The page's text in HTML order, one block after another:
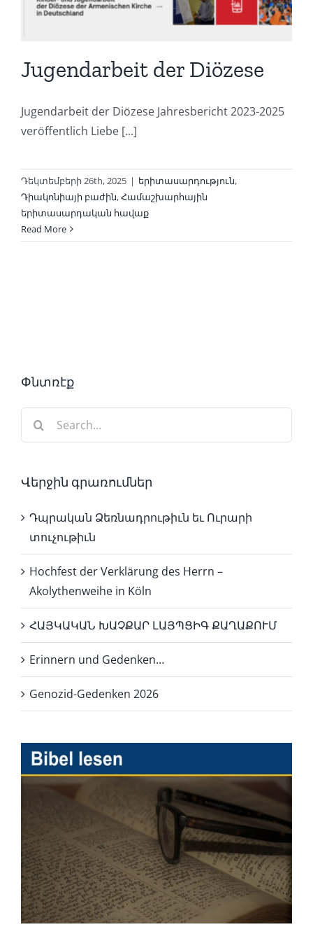
Jugendarbeit der Diözese
Jugendarbeit der Diözese Jahresbericht 2023-2025
veröffentlich Liebe [...]
Դեկտեմբերի 26th, 2025 | երիտասարդություն,
Դիակոնիայի բաժին,Համաշխարհային
երիտասարդական հավաք
Read More
Փնտռէք
Search
Վերջին գրառումներ
Դպրական Ձեռնադրութիւն եւ Ուրարի
տուչութիւն
Hochfest der Verklärung des Herrn –
Akolythenweihe in Köln
ՀԱՅԿԱԿԱՆ ԽԱՉՔԱՐ ԼԱՅՊՑԻԳ ՔԱՂԱՔՈՒՄ
Erinnern und Gedenken…
Genozid-Gedenken 2026